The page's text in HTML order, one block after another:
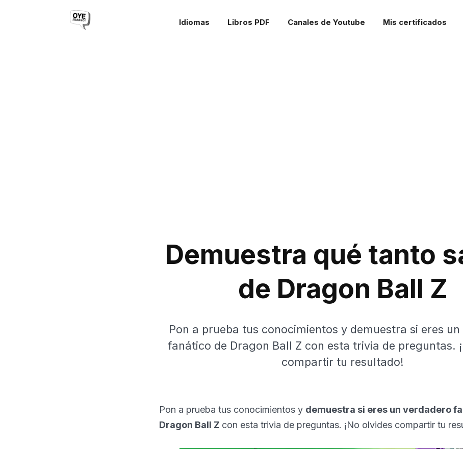
Idiomas Libros PDF Canales de Youtube Mis certificados
Demuestra qué tanto
de Dragon Ball Z
Pon a prueba tus conocimientos y demuestra si eres
fanático de Dragon Ball Z con esta trivia de preguntas.
compartir tu resultado!
Pon a prueba tus conocimientos y demuestra si eres un verdadero
Dragon Ball Z con esta trivia de preguntas. ¡No olvides compartir tu